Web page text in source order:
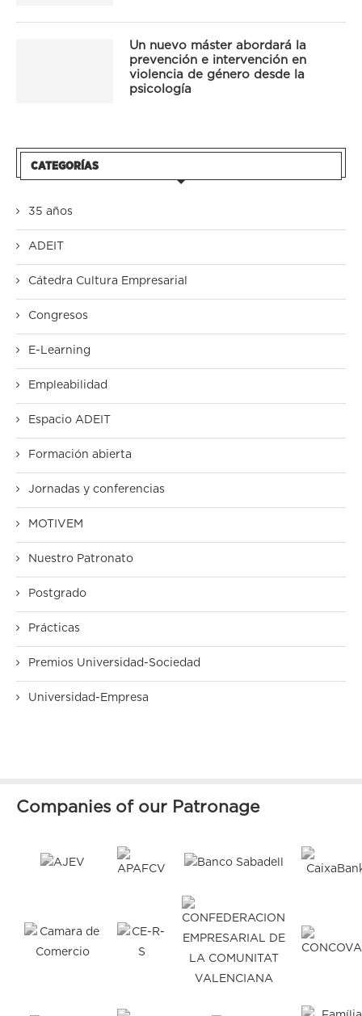
Un nuevo máster abordará la
prevención e intervención en
violencia de género desde la
psicología
CATEGORÍAS
35 años
ADEIT
Cátedra Cultura Empresarial
Congresos
E-Learning
Empleabilidad
Espacio ADEIT
Formación abierta
Jornadas y conferencias
MOTIVEM
Nuestro Patronato
Postgrado
Prácticas
Premios Universidad-Sociedad
Universidad-Empresa
Companies of our Patronage